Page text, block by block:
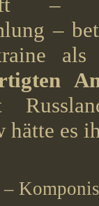
–
hätte es